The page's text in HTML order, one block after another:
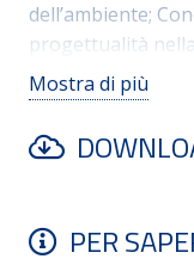
dell’ambiente;
progettualità
comunicativa con
Metropolitana di
Mostra di più
PER